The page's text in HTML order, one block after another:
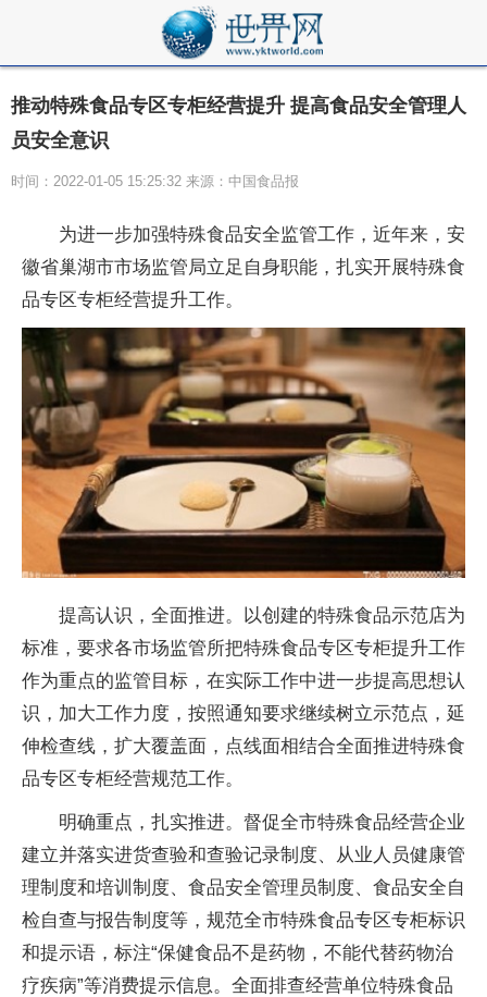
推动特殊食品专区专柜经营提升 提高食品安全管理人
员安全意识
时间：2022-01-05 15:25:32 来源：中国食品报
为进一步加强特殊食品安全监管工作，近年来，安
徽省巢湖市市场监管局立足自身职能，扎实开展特殊食
品专区专柜经营提升工作。
提高认识，全面推进。以创建的特殊食品示范店为
标准，要求各市场监管所把特殊食品专区专柜提升工作
作为重点的监管目标，在实际工作中进一步提高思想认
识，加大工作力度，按照通知要求继续树立示范点，延
伸检查线，扩大覆盖面，点线面相结合全面推进特殊食
品专区专柜经营规范工作。
明确重点，扎实推进。督促全市特殊食品经营企业
建立并落实进货查验和查验记录制度、从业人员健康管
理制度和培训制度、食品安全管理员制度、食品安全自
检自查与报告制度等，规范全市特殊食品专区专柜标识
和提示语，标注“保健食品不是药物，不能代替药物治
疗疾病”等消费提示信息。全面排查经营单位特殊食品